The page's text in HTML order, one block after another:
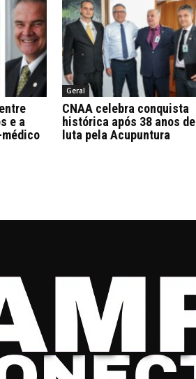
e a
Geral
CNAA celebra conquista
histórica após 38 anos de
luta pela Acupuntura